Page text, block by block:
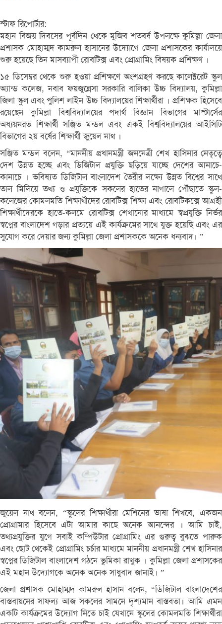
স্টাফ রিপোর্টার:
মহান বিজয় দিবসের পূর্বদিন থেকে মুজিব শতবর্ষ উপলক্ষে কুমিল্লা জেলা
প্রশাসক মোহাম্মদ কামরুল হাসানের উদ্যোগে জেলা প্রশাসকের কার্যালয়ে
শুরু হয়েছে তিন মাসব্যাপী রোবটিক্স এবং প্রোগ্রামিং বিষয়ক প্রশিক্ষণ ।
১৫ ডিসেম্বর থেকে শুরু হওয়া প্রশিক্ষণে অংশগ্রহণ করছে কালেক্টরেট স্কুল
অ্যান্ড কলেজ, নবাব ফয়জুন্নেসা সরকারি বালিকা উচ্চ বিদ্যালয়, কুমিল্লা
জিলা স্কুল এবং পুলিশ লাইন উচ্চ বিদ্যালয়ের শিক্ষার্থীরা । প্রশিক্ষক হিসেবে
রয়েছেন কুমিল্লা বিশ্ববিদ্যালয়ের পদার্থ বিজ্ঞান বিভাগের মাস্টার্সের
অধ্যয়নরত শিক্ষার্থী সঞ্জিত মন্ডল এবং একই বিশ্ববিদ্যালয়ের আইসিটি
বিভাগের ২য় বর্ষের শিক্ষার্থী জুয়েল নাথ ।
সঞ্জিত মন্ডল বলেন, “মাননীয় প্রধানমন্ত্রী জননেত্রী শেখ হাসিনার নেতৃত্বে
দেশ উন্নত হচ্ছে এবং ডিজিটাল প্রযুক্তি ছড়িয়ে যাচ্ছে দেশের আনাচে-
কানাচে । ভবিষ্যত ডিজিটাল বাংলাদেশ তৈরীর লক্ষ্যে উন্নত বিশ্বের সাথে
তাল মিলিয়ে তথ্য ও প্রযুক্তিকে সকলের হাতের নাগালে পৌঁছাতে স্কুল-
কলেজের কোমলমতি শিক্ষার্থীদের রোবটিক্স শিক্ষা এবং রোবটিকক্সে আগ্রহী
শিক্ষার্থীদেরকে হাতে-কলমে রোবটিক্স শেখানোর মাধ্যমে স্বপ্রযুক্তি নির্ভর
স্বপ্নের বাংলাদেশ গড়ার প্রত্যয়ে এই কার্যক্রমের সাথে যুক্ত হয়েছি এবং এর
সুযোগ করে দেয়ার জন্য কুমিল্লা জেলা প্রশাসককে অনেক ধন্যবাদ। ”
জুয়েল নাথ বলেন, “স্কুলের শিক্ষার্থীরা মেশিনের ভাষা শিখবে, একজন
প্রোগ্রামার হিসেবে এটা আমার কাছে অনেক আনন্দের । আমি চাই,
তথ্যপ্রযুক্তির যুগে সবাই কম্পিউটার প্রোগ্রামিং এর গুরুত্ব বুঝতে পারুক
এবং ছোট থেকেই প্রোগ্রামিং চর্চার মাধ্যমে মাননীয় প্রধানমন্ত্রী শেখ হাসিনার
স্বপ্নের ডিজিটাল বাংলাদেশ গঠনে ভুমিকা রাখুক । কুমিল্লা জেলা প্রশাসকের
এই মহান উদ্যোগকে অনেক অনেক সাধুবাদ জানাই। ”
জেলা প্রশাসক মোহাম্মদ কামরুল হাসান বলেন, “ডিজিটাল বাংলাদেশের
বাস্তবায়নের সাফল্য আজ সকলের সামনে দৃশ্যমান বাস্তবতা। আমি এমন
একটি কার্যক্রমের উদ্যোগ নিতে চাই যেখানে স্কুলের কোমলমতি শিক্ষার্থীরা